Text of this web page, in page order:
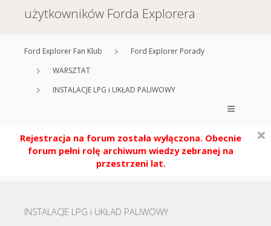
użytkowników Forda Explorera
Ford Explorer Fan Klub
Ford Explorer Porady
WARSZTAT
INSTALACJE LPG i UKŁAD PALIWOWY
Rejestracja na forum została wyłączona. Obecnie
forum pełni rolę archiwum wiedzy zebranej na
przestrzeni lat.
INSTALACJE LPG i UKŁAD PALIWOWY